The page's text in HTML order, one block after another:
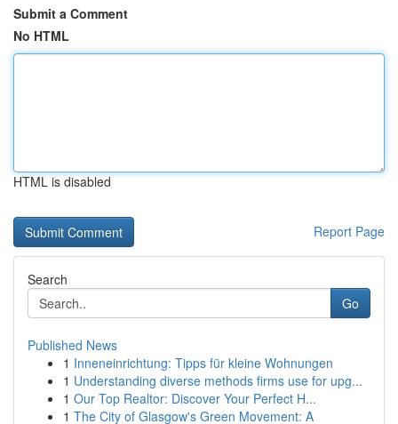
Submit a Comment
No HTML
HTML is disabled
Report Page
Search
Go
Published News
1 Inneneinrichtung: Tipps für kleine Wohnungen
1 Understanding diverse methods firms use for upg...
1 Our Top Realtor: Discover Your Perfect H...
1 The City of Glasgow's Green Movement: A